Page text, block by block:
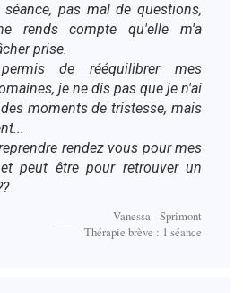
séance, pas mal de questions,
rends compte qu'elle m'a
prise.
de rééquilibrer mes
je ne dis pas que je n'ai
moments de tristesse, mais
rendez vous pour mes
peut être pour retrouver un
Vanessa - Sprimont
Thérapie brève : 1 séance